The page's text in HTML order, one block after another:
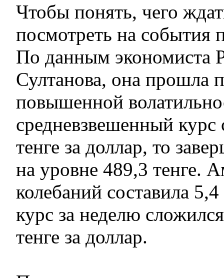
Чтобы понять, чего
посмотреть на события
По данным экономиста
Султанова, она прошла
повышенной
средневзвешенный курс
тенге за доллар, то
на уровне 489,3 тенге.
колебаний составила
курс за неделю
тенге за доллар.